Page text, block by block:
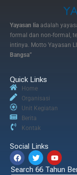
Yayasan lia adalah
formal dan non-formal,
intinya. Motto Yayasan
Bangsa”
Quick Links
Home
Organisasi
Unit Kegiatan
Berita
Kontak
Social Links
Search 66 Tahun